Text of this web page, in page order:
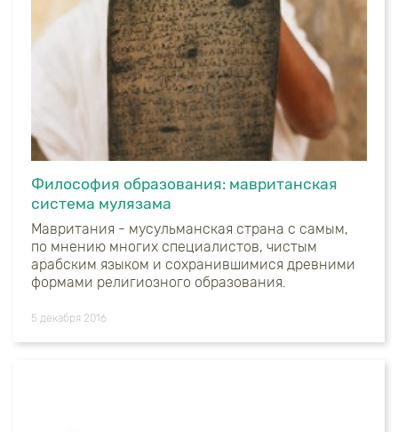
Философия образования: мавританская
система мулязама
Мавритания - мусульманская страна с самым,
по мнению многих специалистов, чистым
арабским языком и сохранившимися древними
формами религиозного образования.
5 декабря 2016